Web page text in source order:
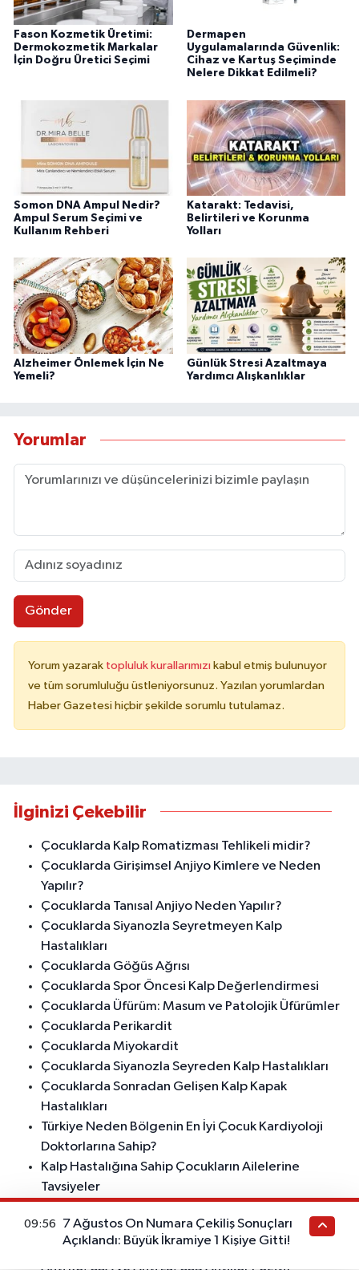
Fason Kozmetik Üretimi:
Dermokozmetik Markalar
İçin Doğru Üretici Seçimi
Dermapen
Uygulamalarında Güvenlik:
Cihaz ve Kartuş Seçiminde
Nelere Dikkat Edilmeli?
Somon DNA Ampul Nedir?
Ampul Serum Seçimi ve
Kullanım Rehberi
Katarakt: Tedavisi,
Belirtileri ve Korunma
Yolları
Alzheimer Önlemek İçin Ne
Yemeli?
Günlük Stresi Azaltmaya
Yardımcı Alışkanlıklar
Yorumlar
Gönder
Yorum yazarak topluluk kurallarımızı kabul etmiş bulunuyor
ve tüm sorumluluğu üstleniyorsunuz. Yazılan yorumlardan
Haber Gazetesi hiçbir şekilde sorumlu tutulamaz.
İlginizi Çekebilir
Çocuklarda Kalp Romatizması Tehlikeli midir?
Çocuklarda Girişimsel Anjiyo Kimlere ve Neden
Yapılır?
Çocuklarda Tanısal Anjiyo Neden Yapılır?
Çocuklarda Siyanozla Seyretmeyen Kalp
Hastalıkları
Çocuklarda Göğüs Ağrısı
Çocuklarda Spor Öncesi Kalp Değerlendirmesi
Çocuklarda Üfürüm: Masum ve Patolojik Üfürümler
Çocuklarda Perikardit
Çocuklarda Miyokardit
Çocuklarda Siyanozla Seyreden Kalp Hastalıkları
Çocuklarda Sonradan Gelişen Kalp Kapak
Hastalıkları
Türkiye Neden Bölgenin En İyi Çocuk Kardiyoloji
Doktorlarına Sahip?
Kalp Hastalığına Sahip Çocukların Ailelerine
Tavsiyeler
Değişiklikler
Maternal Diyabetin Fetal Kalp Üzerine Etkileri
Anti Ro/SSA ve Anti La/SSB Antikor Pozitif
09:56
7 Ağustos On Numara Çekiliş Sonuçları
Açıklandı: Büyük İkramiye 1 Kişiye Gitti!